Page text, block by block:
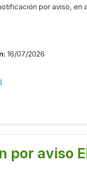
por aviso, en
16/07/2026
por aviso